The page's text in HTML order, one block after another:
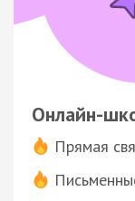
Онлайн-
Прямая